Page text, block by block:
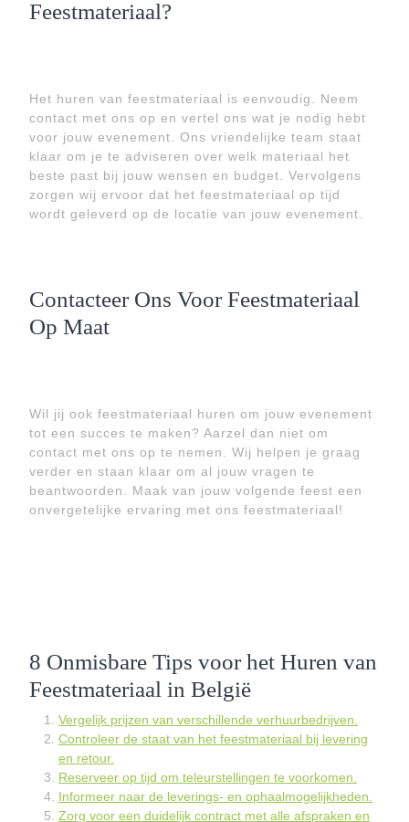
Feestmateriaal?
Het huren van feestmateriaal is eenvoudig. Neem
contact met ons op en vertel ons wat je nodig hebt
voor jouw evenement. Ons vriendelijke team staat
klaar om je te adviseren over welk materiaal het
beste past bij jouw wensen en budget. Vervolgens
zorgen wij ervoor dat het feestmateriaal op tijd
wordt geleverd op de locatie van jouw evenement.
Contacteer Ons Voor Feestmateriaal
Op Maat
Wil jij ook feestmateriaal huren om jouw evenement
tot een succes te maken? Aarzel dan niet om
contact met ons op te nemen. Wij helpen je graag
verder en staan klaar om al jouw vragen te
beantwoorden. Maak van jouw volgende feest een
onvergetelijke ervaring met ons feestmateriaal!
8 Onmisbare Tips voor het Huren van
Feestmateriaal in België
Vergelijk prijzen van verschillende verhuurbedrijven.
Controleer de staat van het feestmateriaal bij levering
en retour.
Reserveer op tijd om teleurstellingen te voorkomen.
Informeer naar de leverings- en ophaalmogelijkheden.
Zorg voor een duidelijk contract met alle afspraken en